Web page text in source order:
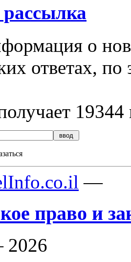
о
ответах, по
19344
—
право и